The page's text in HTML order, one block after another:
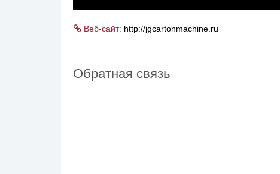
Веб-сайт: http://jgcartonmachine.ru
Обратная связь